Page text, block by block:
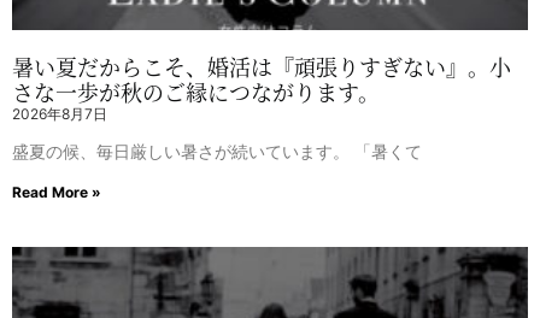
暑い夏だからこそ、婚活は『頑張りすぎない』。小
さな一歩が秋のご縁につながります。
2026年8月7日
盛夏の候、毎日厳しい暑さが続いています。 「暑くて
Read More »